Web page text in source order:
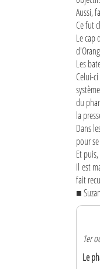
Aussi,
Ce fut
Le cap
Les
Celui-
du
la
Dans
pour
Et
Il est
fait
■
1er
Le